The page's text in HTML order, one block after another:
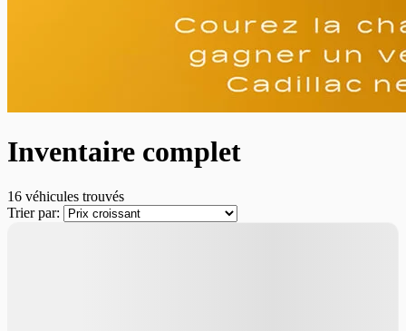
Inventaire complet
16 véhicules trouvés
Trier par: